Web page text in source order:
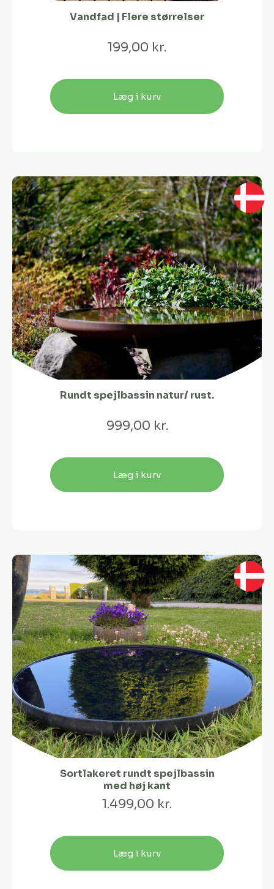
Vandfad | Flere størrelser
199,00 kr.
Læg i kurv
Rundt spejlbassin natur/ rust.
999,00 kr.
Læg i kurv
Sortlakeret rundt spejlbassin
med høj kant
1.499,00 kr.
Læg i kurv